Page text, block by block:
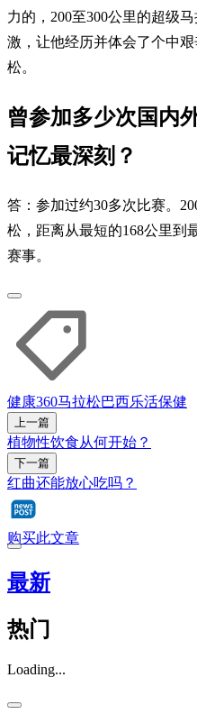
力的，200至300公里的超级
激，让他经历并体会了个中
松。
曾参加多少次国内
记忆最深刻？
答：参加过约30多次比赛。
松，距离从最短的168公里到
赛事。
健康360马拉松巴西乐活保健
上一篇
植物性饮食从何开始？
下一篇
红曲还能放心吃吗？
购买此文章
最新
热门
Loading...